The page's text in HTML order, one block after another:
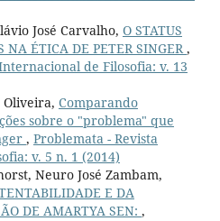
José Carvalho, O STATUS
ÉTICA DE PETER SINGER,
de Filosofia: v. 13
Oliveira, Comparando
sobre o "problema" que
, Problemata - Revista
v. 5 n. 1 (2014)
Neuro José Zambam,
E DA
DE AMARTYA SEN: ,